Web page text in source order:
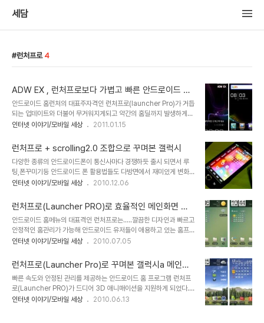
세담
런처프로 4
ADW EX , 런처프로보다 가볍고 빠른 안드로이드 홈
런처
안드로이드 홈런처의 대표주자격인 런처프로(launcher Pro)가 거듭
되는 업데이트와 더불어 무거워지게되고 약간의 홈딜까지 발생하게
되어 프로요 업글이후 처음으로 adw ex 런처를 적용해 보았다. 1mb
모두 갖추었고 ui면에서는 오히려 더 뛰어난 모습이 많았다. 물론 홈딜
이 없는 가벼움은 삼성홈이나 런처프로가 따라올수 없는 가장 큰 장점
이라 하겠다. 체감상으로도 런처프로에 비해 빠르고 딜이 없어서 일단
만족..... 스크롤이나 화면전환,어플실행에 있어서도 부드러움이 느껴
진다. 어플서랍도 여러가지 형태중 하나를 선택할수 있는데////(아이
한 형태를 선택하고 ui를 조정..
인터넷 이야기/모바일 세상 2011.01.15
런처프로 + scrolling2.0 조합으로 꾸며본 갤럭시
다양한 종류의 안드로이드폰이 통신사마다 경쟁하듯 출시 되면서 루
팅,폰꾸미기등 안드로이드 폰 활용법들도 다방면에서 재미있게 변화
하고 있다. 프로요로(안드로이드 2.0) 업뎃하면서 기존의 단조로운 런
면 테마 설정에 변화를 주어 보았는데 마치 새 스마트폰이 된 듯 한 느
낌이다. 시작화면 - 각각의 글씨메뉴에는 바로가기를 이용해 링크를
달아주어 여러 메인화면 페이지로 이동과 복귀가 가능하다. 좌측
meadia등 메뉴들은 메인 페이지 6개로 바로 이동하는 링크가 되어
있고 하단메뉴에는 전화와 메일등 폰 기본 기능으로 이동하도록 링크
이메일로 배치하여 기존 테마의 어플이동과 비숫하..
인터넷 이야기/모바일 세상 2010.12.06
런처프로(Launcher PRO)로 효율적인 메인화면 꾸
미기
안드로이드 홈메뉴의 대표격인 런처프로는.....깔끔한 디자인과 빠르고
안정적인 홈관리가 가능해 안드로이드 유저들이 애용하고 있는 홈프
로그램입니다. 특히 갤럭시a나 갤럭시s에 내장된 순정 삼성홈과 비교
프로의 손을 들어 줄수 밖에 없습니다. 하지만 초보 사용자들은 런처프
로라는 프로그램이 생소하기 때문에 몇번의 시행착오를 겪어야만 자
신의 폰에 최적화된 런처프로의 기능을 만끽할 수 있으므로 기본 적인
설정위주로 간단히 소개해 봅니다. 메인 화면은 잡다한 기능들을 감추
고 시계,날씨 위젯 (weather forecast 12.1 사용 / 마켓 또는
인터넷 이야기/모바일 세상 2010.07.05
런처프로(Launcher Pro)로 꾸며본 갤럭시a 메인화
면
빠른 속도와 안정된 관리를 제공하는 안드로이드 홈 프로그램 런처프
로(Launcher PRO)가 드디어 3D 애니매이션을 지원하게 되었다.
기존의 버그들이 많이 정리 되어 5.0으로 업글된 버전까지 마켓에 올
인터넷 이야기/모바일 세상 2010.06.13